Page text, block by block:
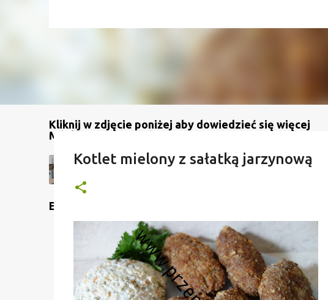
Kliknij w zdjęcie poniżej aby dowiedzieć się więcej
Mój kanał na YouTube
Etykiety
Kotlet mielony z sałatką jarzynową